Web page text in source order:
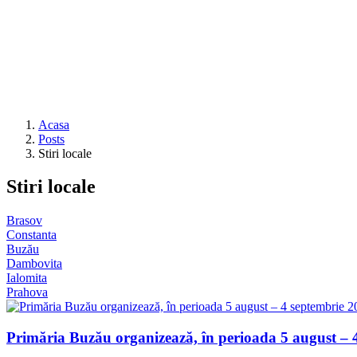
Acasa
Posts
Stiri locale
Stiri locale
Brasov
Constanta
Buzău
Dambovita
Ialomita
Prahova
Primăria Buzău organizează, în perioada 5 august –